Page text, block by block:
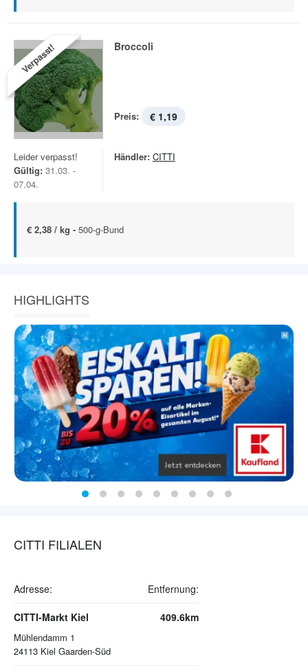
Verpasst! Broccoli
Preis: € 1,19
Leider verpasst!
Gültig: 31.03. -
07.04.
Händler: CITTI
€ 2,38 / kg - 500-g-Bund
HIGHLIGHTS
CITTI FILIALEN
Adresse: Entfernung:
CITTI-Markt Kiel
Mühlendamm 1
24113 Kiel Gaarden-Süd
409.6km